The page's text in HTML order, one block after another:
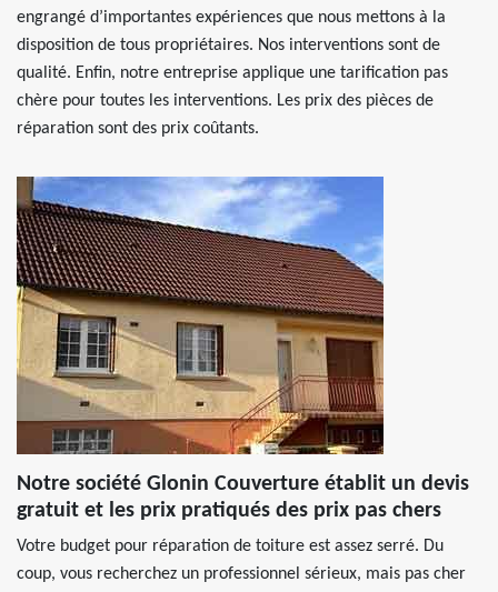
engrangé d’importantes expériences que nous mettons à la
disposition de tous propriétaires. Nos interventions sont de
qualité. Enfin, notre entreprise applique une tarification pas
chère pour toutes les interventions. Les prix des pièces de
réparation sont des prix coûtants.
Notre société Glonin Couverture établit un devis
gratuit et les prix pratiqués des prix pas chers
Votre budget pour réparation de toiture est assez serré. Du
coup, vous recherchez un professionnel sérieux, mais pas cher